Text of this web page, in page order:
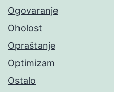
Ogovaranje
Oholost
Opraštanje
Optimizam
Ostalo